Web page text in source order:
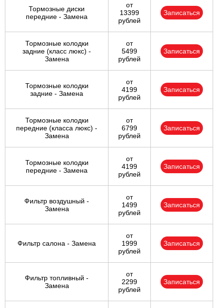
Тормозные диски
передние - Замена
от
13399
рублей
Записаться
Тормозные колодки
задние (класс люкс) -
Замена
от
5499
рублей
Записаться
Тормозные колодки
задние - Замена
от
4199
рублей
Записаться
Тормозные колодки
передние (класса люкс) -
Замена
от
6799
рублей
Записаться
Тормозные колодки
передние - Замена
от
4199
рублей
Записаться
Фильтр воздушный -
Замена
от
1499
рублей
Записаться
Фильтр салона - Замена
от
1999
рублей
Записаться
Фильтр топливный -
Замена
от
2299
рублей
Записаться